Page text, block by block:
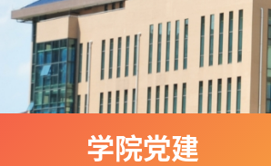
部校共建
学院党建